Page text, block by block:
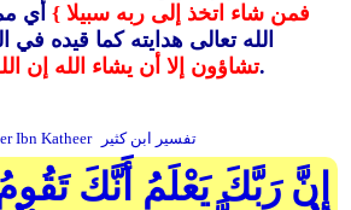
فمن شاء اتخذ إلى ربه سبيلا } أي
الله تعالى هدايته كما قيده في
تشاؤون إلا أن يشاء الله إن.
Ibn Katheer تفسير ابن كثير
إِنَّ رَبَّكَ يَعْلَمُ أَنَّكَ